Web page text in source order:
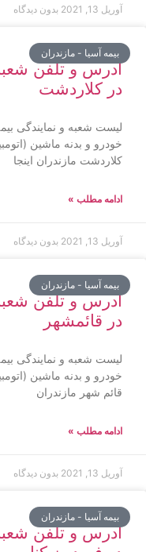
آوریل 13, 2021 بدون دیدگاه
بیمه آسیا - مازندران
آدرس و تلفن
در کلاردشت
لیست شعبه و نمایندگی
خودرو و بدنه ماشین
کلاردشت مازندران اینجا
ادامه مطلب »
آوریل 13, 2021 بدون دیدگاه
بیمه آسیا - مازندران
آدرس و تلفن
در قائمشهر
لیست شعبه و نمایندگی
خودرو و بدنه ماشین
قائم شهر مازندران
ادامه مطلب »
آوریل 13, 2021 بدون دیدگاه
بیمه آسیا - مازندران
آدرس و تلفن